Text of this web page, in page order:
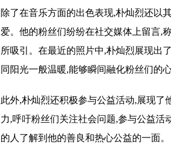
除了在音乐方面的出色表现,朴灿烈还以
爱。他的粉丝们纷纷在社交媒体上留言,
所吸引。在最近的照片中,朴灿烈展现出
同阳光一般温暖,能够瞬间融化粉丝们的心
此外,朴灿烈还积极参与公益活动,展现了
力,呼吁粉丝们关注社会问题,参与公益活
的人了解到他的善良和热心公益的一面。